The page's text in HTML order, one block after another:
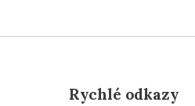
Rychlé odkazy